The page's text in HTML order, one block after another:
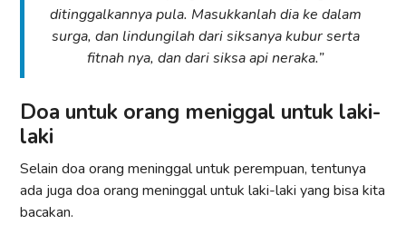
ditinggalkannya pula. Masukkanlah dia ke dalam
surga, dan lindungilah dari siksanya kubur serta
fitnah nya, dan dari siksa api neraka.”
Doa untuk orang meniggal untuk laki-
laki
Selain doa orang meninggal untuk perempuan, tentunya
ada juga doa orang meninggal untuk laki-laki yang bisa kita
bacakan.